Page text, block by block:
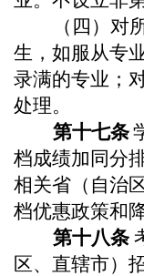
（ 四 ）对
生，如服从专
录满的专业；
处理。
第十七条
档成绩加同分
相关省（自治
档优惠政策和
第十八条
区、直辖市）